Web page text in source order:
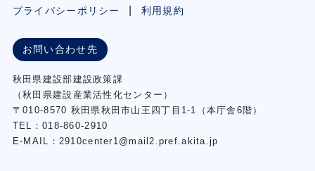
プライバシーポリシー
利用規約
お問い合わせ先
秋⽥県建設部建設政策課
（秋⽥県建設産業活性化センター）
〒010-8570 秋田県秋田市⼭王四丁⽬1-1（本庁舎6階）
TEL：018-860-2910
E-MAIL：2910center1@mail2.pref.akita.jp